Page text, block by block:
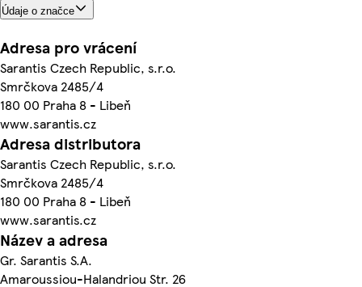
Údaje o značce
Adresa pro vrácení
Sarantis Czech Republic, s.r.o.
Smrčkova 2485/4
180 00 Praha 8 - Libeň
www.sarantis.cz
Adresa distributora
Sarantis Czech Republic, s.r.o.
Smrčkova 2485/4
180 00 Praha 8 - Libeň
www.sarantis.cz
Název a adresa
Gr. Sarantis S.A.
Amaroussiou-Halandriou Str. 26